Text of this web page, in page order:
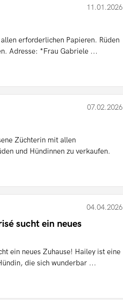
11.01.2026
erforderlichen Papieren. Rüden
Adresse: *Frau Gabriele ...
07.02.2026
Züchterin mit allen
und Hündinnen zu verkaufen.
04.04.2026
sucht ein neues
ein neues Zuhause! Hailey ist eine
die sich wunderbar ...